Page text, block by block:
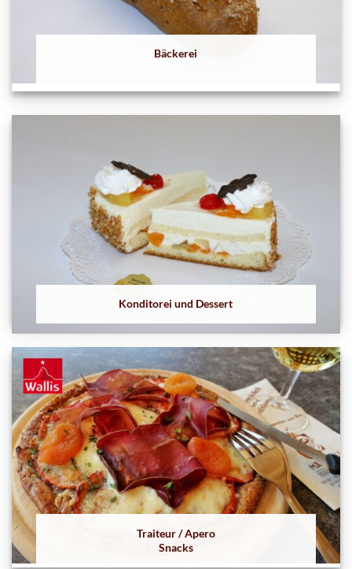
Bäckerei
Konditorei und Dessert
Traiteur / Apero
Snacks